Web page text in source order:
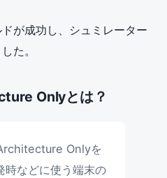
が成功し、シュミレーター
た。
Onlyとは？
Onlyを
時などに使う端末の